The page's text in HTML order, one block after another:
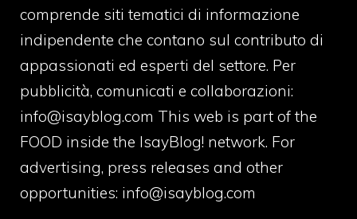
comprende siti tematici di informazione
indipendente che contano sul contributo di
appassionati ed esperti del settore. Per
pubblicità, comunicati e collaborazioni:
info@isayblog.com This web is part of the
FOOD inside the IsayBlog! network. For
advertising, press releases and other
opportunities: info@isayblog.com